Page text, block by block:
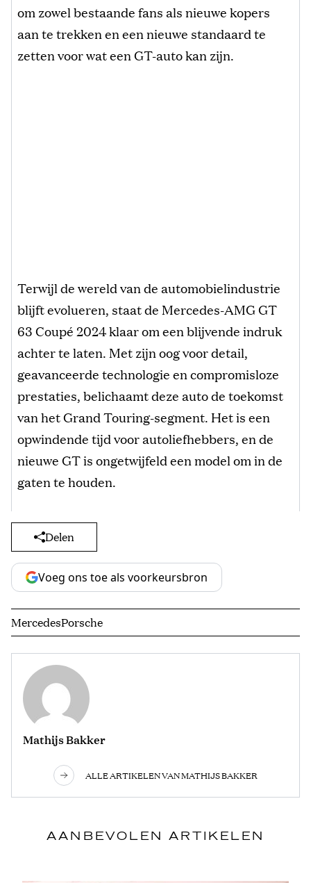
om zowel bestaande fans als nieuwe kopers
aan te trekken en een nieuwe standaard te
zetten voor wat een GT-auto kan zijn.
Terwijl de wereld van de automobielindustrie
blijft evolueren, staat de Mercedes-AMG GT
63 Coupé 2024 klaar om een blijvende indruk
achter te laten. Met zijn oog voor detail,
geavanceerde technologie en compromisloze
prestaties, belichaamt deze auto de toekomst
van het Grand Touring-segment. Het is een
opwindende tijd voor autoliefhebbers, en de
nieuwe GT is ongetwijfeld een model om in de
gaten te houden.
Delen
Voeg ons toe als voorkeursbron
MercedesPorsche
Mathijs Bakker
ALLE ARTIKELEN VAN MATHIJS BAKKER
AANBEVOLEN ARTIKELEN